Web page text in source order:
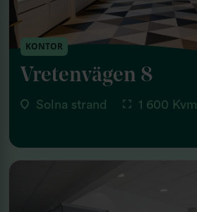
KONTOR
Vretenvägen 8
Solna strand 1 600 Kvm